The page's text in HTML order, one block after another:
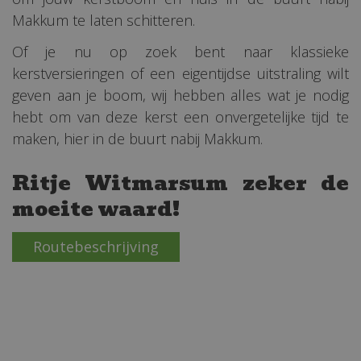
Makkum te laten schitteren.
Of je nu op zoek bent naar klassieke
kerstversieringen of een eigentijdse uitstraling wilt
geven aan je boom, wij hebben alles wat je nodig
hebt om van deze kerst een onvergetelijke tijd te
maken, hier in de buurt nabij Makkum.
Ritje Witmarsum zeker de
moeite waard!
Routebeschrijving